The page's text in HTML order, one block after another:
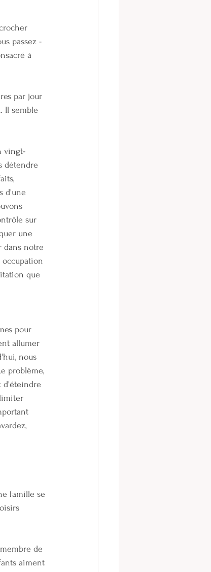
passez -
à
par jour
Il semble
vingt-
détendre
d'une
sur
une
dans notre
que
pour
allumer
nous
problème,
d'éteindre
famille se
de
aiment